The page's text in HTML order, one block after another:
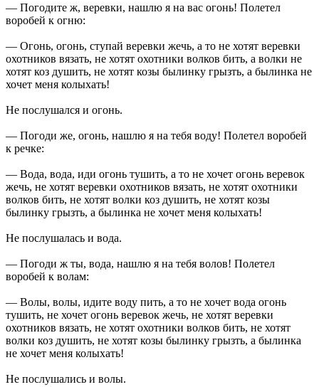
— Погодите ж, веревки, нашлю я на вас огонь! Полетел
воробей к огню:
— Огонь, огонь, ступай веревки жечь, а то не хотят веревки
охотников вязать, не хотят охотники волков бить, а волки не
хотят коз душить, не хотят козы былинку грызть, а былинка не
хочет меня колыхать!
Не послушался и огонь.
— Погоди же, огонь, нашлю я на тебя воду! Полетел воробей
к речке:
— Вода, вода, иди огонь тушить, а то не хочет огонь веревок
жечь, не хотят веревки охотников вязать, не хотят охотники
волков бить, не хотят волки коз душить, не хотят козы
былинку грызть, а былинка не хочет меня колыхать!
Не послушалась и вода.
— Погоди ж ты, вода, нашлю я на тебя волов! Полетел
воробей к волам:
— Волы, волы, идите воду пить, а то не хочет вода огонь
тушить, не хочет огонь веревок жечь, не хотят веревки
охотников вязать, не хотят охотники волков бить, не хотят
волки коз душить, не хотят козы былинку грызть, а былинка
не хочет меня колыхать!
Не послушались и волы.